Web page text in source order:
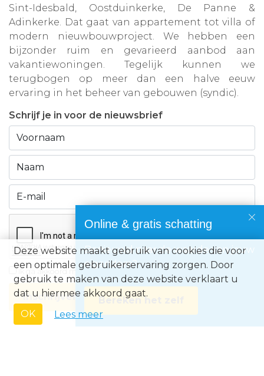
Online & gratis schatting
Benieuwd naar de waarde van jouw
eigendom?
Bereken het zelf
Sint-Idesbald, Oostduinkerke, De Panne &
Adinkerke. Dat gaat van appartement tot villa of
modern nieuwbouwproject. We hebben een
bijzonder ruim en gevarieerd aanbod aan
vakantiewoningen. Tegelijk kunnen we
terugbogen op meer dan een halve eeuw
ervaring in het beheer van gebouwen (syndic).
Schrijf je in voor de nieuwsbrief
Ik ga akkoord met de privacyvoorwaarden
Inschrijven
Deze website maakt gebruik van cookies die voor
een optimale gebruikerservaring zorgen. Door
gebruik te maken van deze website verklaart u
dat u hiermee akkoord gaat.
OK
Lees meer